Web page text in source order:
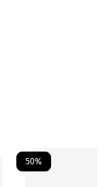
50%